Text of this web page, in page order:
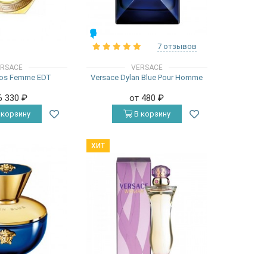
Femme EDT
330₽
7 отзывов
VERSACE
Versace Dylan Blue Pour Homme
от 480₽
В корзину
ХИТ